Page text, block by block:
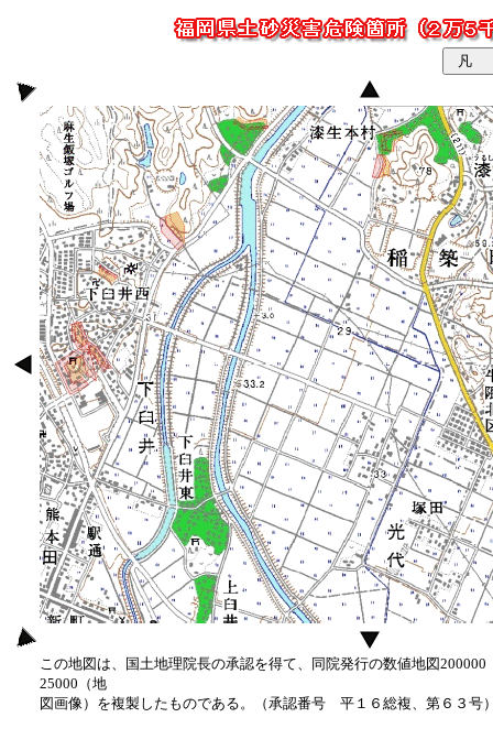
この地図は、国土地理院長の承認を得て、同院発行の数値地図
25000（地
図画像）を複製したものである。（承認番号 平１６総複、第６３号